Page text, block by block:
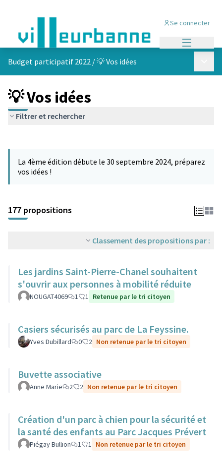
Se connecter
Budget participatif 2022 /💡 Vos idées
💡 Vos idées
Filtrer et rechercher
−
La 4ème édition débute le 30 septembre 2024, préparez
vos idées !
177 propositions
Classement des propositions par :
Les jardins Saint-Pierre-Chanel souhaitent
s'ouvrir aux personnes à mobilité réduite
NOUGAT4069 1 1 Retenue par le tri citoyen
Casiers sécurisés au parc de La Feyssine.
Yves Dubillard 0 2 Non retenue par le tri citoyen
Buvette associative
Anne Marie 2 2 Non retenue par le tri citoyen
Création d'un parc à chien pour la sécurité et
la santé des enfants au Parc Jacques Prévert
Piégay Bullion 1 1 Non retenue par le tri citoyen